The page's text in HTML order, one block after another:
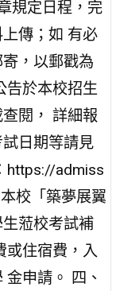
規定日程，完
傳；如 有必
，以郵戳為
告於本校招生
閱， 詳細報
日期等請見
https://admiss
校「築夢展翼
蒞校考試補
或住宿費，入
申請。 四、